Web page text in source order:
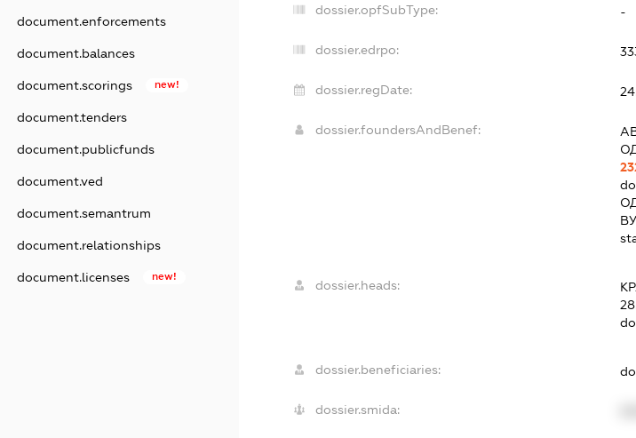
document.enforcements
document.balances
document.scorings new!
document.tenders
document.publicfunds
document.ved
document.semantrum
document.relationships
document.licenses new!
dossier.opfSubType: -
dossier.edrpo:
dossier.regDate:
dossier.foundersAndBenef:
dossier.heads:
dossier.beneficiaries:
dossier.smida: